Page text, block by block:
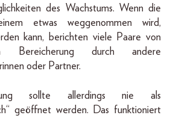
des Wachstums. Wenn die
etwas weggenommen wird,
kann, berichten viele Paare von
Bereicherung durch andere
oder Partner.
sollte allerdings nie als
geöffnet werden. Das funktioniert